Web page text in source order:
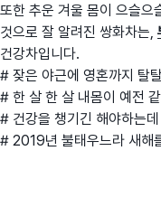
또한 추운 겨울 몸이 으슬으
것으로 잘 알려진 쌍화차는,
건강차입니다.
# 잦은 야근에 영혼까지 탈
# 한 살 한 살 내몸이 예전
# 건강을 챙기긴 해야하는
# 2019년 불태우느라 새해